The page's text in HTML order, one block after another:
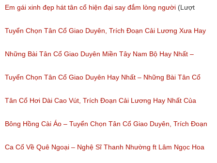
Em gái xinh đẹp hát tân cổ hiện đại say đắm lòng người (Lượt
nghe: 276)
Tuyển Chọn Tân Cổ Giao Duyên, Trích Đoạn Cải Lương Xưa Hay
Nhất Được Nghe Nhiều Nhất Trước 1975
(Lượt nghe: 471)
Những Bài Tân Cổ Giao Duyên Miền Tây Nam Bộ Hay Nhất –
Tuyển Tập Tân Cổ Cải Lương Đặc Sắc
(Lượt nghe: 319)
Tuyển Chọn Tân Cổ Giao Duyên Hay Nhất – Những Bài Tân Cổ
Cải Lương Hay Nhất
(Lượt nghe: 214)
Tân Cổ Hơi Dài Cao Vút, Trích Đoạn Cải Lương Hay Nhất Của
Nhiều Nghệ Sĩ Hơi Dài Nghe Nhiều Nhất
(Lượt nghe: 208)
Bông Hồng Cài Áo – Tuyển Chọn Tân Cổ Giao Duyên, Trích Đoạn
Cải Lương Hay Dễ Nghe Mà Cũng Dễ Ngủ
Ca Cổ Về Quê Ngoại – Nghệ Sĩ Thanh Nhường ft Lâm Ngọc Hoa